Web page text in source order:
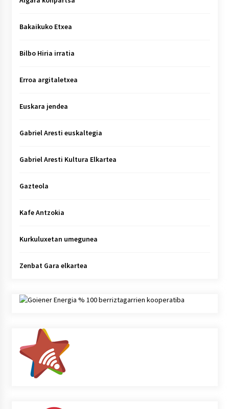
Bakaikuko Etxea
Bilbo Hiria irratia
Erroa argitaletxea
Euskara jendea
Gabriel Aresti euskaltegia
Gabriel Aresti Kultura Elkartea
Gazteola
Kafe Antzokia
Kurkuluxetan umegunea
Zenbat Gara elkartea